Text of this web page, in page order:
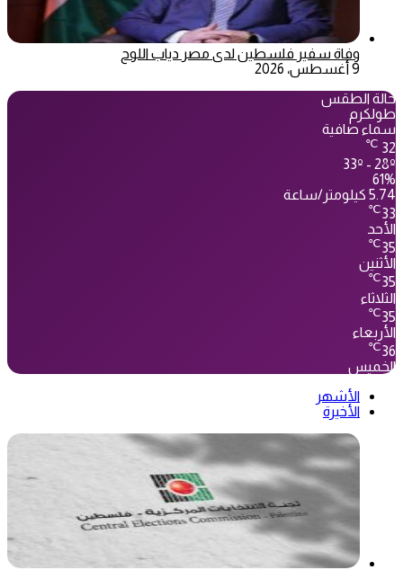
وفاة سفير فلسطين لدى مصر دياب اللوح
9 أغسطس، 2026
حالة الطقس
طولكرم
سماء صافية
32
℃
33º - 28º
61%
5.74 كيلومتر/ساعة
33
℃
الأحد
35
℃
الأثنين
35
℃
الثلاثاء
35
℃
الأربعاء
36
℃
الخميس
الأشهر
الأخيرة